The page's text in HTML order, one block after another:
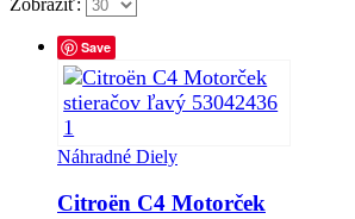
Save
Náhradné Diely
Citroën C4 Motorček